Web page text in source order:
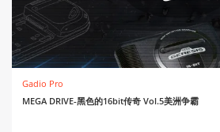
Gadio Pro
MEGA DRIVE-黑色的16bit传奇 Vol.5美洲争霸